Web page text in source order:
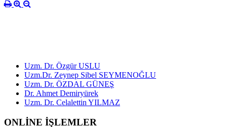
Uzm. Dr. Özgür USLU
Uzm.Dr. Zeynep Sibel SEYMENOĞLU
Uzm. Dr. ÖZDAL GÜNEŞ
Dr. Ahmet Demiryürek
Uzm. Dr. Celalettin YILMAZ
ONLİNE İŞLEMLER